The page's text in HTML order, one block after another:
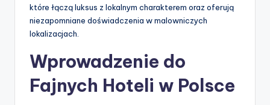
które łączą luksus z lokalnym charakterem oraz oferują
niezapomniane doświadczenia w malowniczych
lokalizacjach.
Wprowadzenie do
Fajnych Hoteli w Polsce